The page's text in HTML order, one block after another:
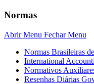
Normas
Abrir Menu Fechar Menu
Normas Brasileiras
International
Normativos
Resenhas Diárias